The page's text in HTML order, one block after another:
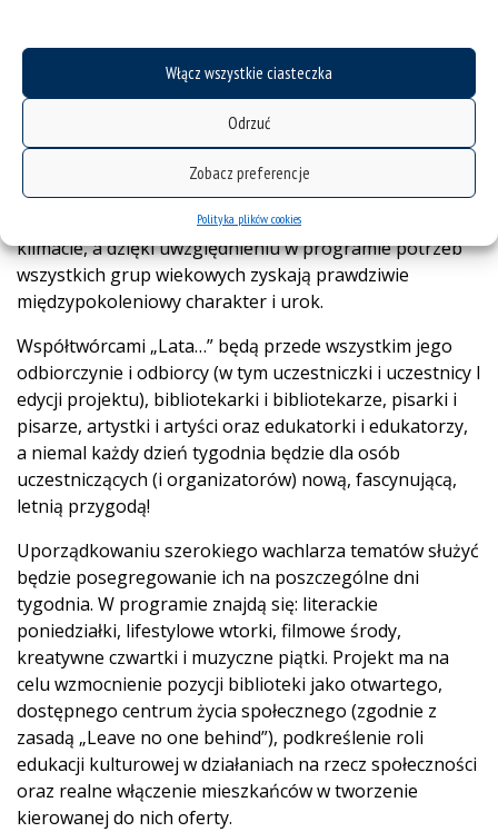
Włącz wszystkie ciasteczka
Odrzuć
Zobacz preferencje
Polityka plików cookies
sosnowieckiej Biblioteki, którego celem jest aktywizacja
lokalnej społeczności i odpowiedź na potrzebę
atrakcyjnej, angażującej, nowoczesnej i – co ważne –
darmowej oferty kulturalnej w mieście podczas tzw.
„sezonu ogórkowego”. Plenerowe spotkania,
warsztaty, koncerty, pokazy filmowe i wystawa
przebiegać będą w lekkim, swobodnym i wakacyjnym
klimacie, a dzięki uwzględnieniu w programie potrzeb
wszystkich grup wiekowych zyskają prawdziwie
międzypokoleniowy charakter i urok.
Współtwórcami „Lata…” będą przede wszystkim jego
odbiorczynie i odbiorcy (w tym uczestniczki i uczestnicy I
edycji projektu), bibliotekarki i bibliotekarze, pisarki i
pisarze, artystki i artyści oraz edukatorki i edukatorzy,
a niemal każdy dzień tygodnia będzie dla osób
uczestniczących (i organizatorów) nową, fascynującą,
letnią przygodą!
Uporządkowaniu szerokiego wachlarza tematów służyć
będzie posegregowanie ich na poszczególne dni
tygodnia. W programie znajdą się: literackie
poniedziałki, lifestylowe wtorki, filmowe środy,
kreatywne czwartki i muzyczne piątki. Projekt ma na
celu wzmocnienie pozycji biblioteki jako otwartego,
dostępnego centrum życia społecznego (zgodnie z
zasadą „Leave no one behind”), podkreślenie roli
edukacji kulturowej w działaniach na rzecz społeczności
oraz realne włączenie mieszkańców w tworzenie
kierowanej do nich oferty.